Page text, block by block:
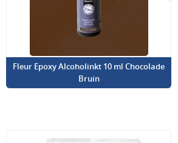
Fleur Epoxy Alcoholinkt 10 ml Chocolade
Bruin